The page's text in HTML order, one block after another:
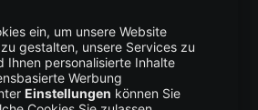
password is
for security
= "INSERT INTO